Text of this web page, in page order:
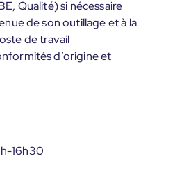
Qualité) si nécessaire
de son outillage et à la
de travail
d’origine et
16h30